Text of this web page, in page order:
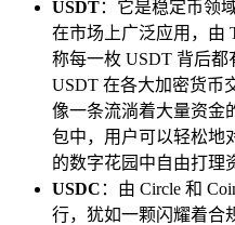
USDT：它是稳定币领
在市场上广泛应用，由
称每一枚 USDT 背后都
USDT 在各大加密货币
像一条流淌着大量资金
包中，用户可以轻松地
的数字花园中自由打理
USDC ：由 Circle 和
行，犹如一颗闪耀着合